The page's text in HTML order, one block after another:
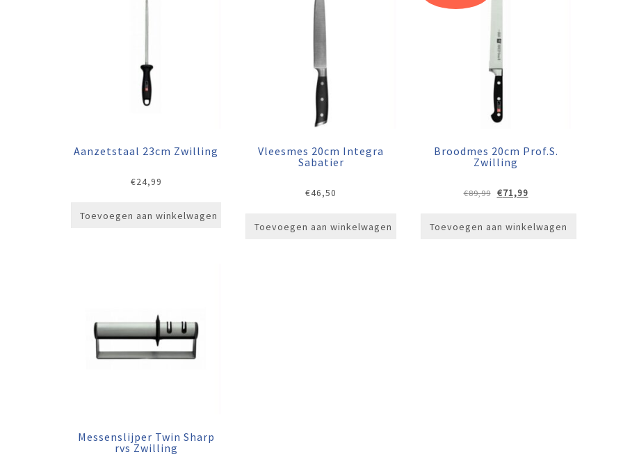
Aanzetstaal 23cm Zwilling
€24,99
Toevoegen aan winkelwagen
Vleesmes 20cm Integra
Sabatier
€46,50
Toevoegen aan winkelwagen
Broodmes 20cm Prof.S.
Zwilling
€89,99
Oorspronkelijke
€89,99.
€71,99Huidige
€71,99.
Toevoegen aan winkelwagen
Messenslijper Twin Sharp
rvs Zwilling